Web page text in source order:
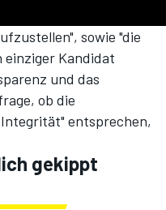
sowie "die
einziger Kandidat
und das
ob die
entsprechen,
gekippt